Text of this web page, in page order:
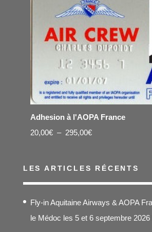
Adhesion à l'AOPA France
20,00€ – 295,00€Plage
prix :
295,00€
LES ARTICLES RÉCENTS
Fly-in Aquitaine Airways & AOPA
le Médoc les 5 et 6 septembre 2026